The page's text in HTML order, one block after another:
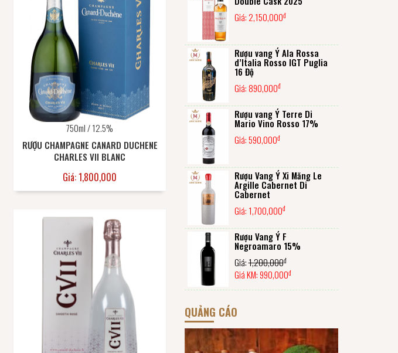
750ml / 12.5%
RƯỢU CHAMPAGNE CANARD DUCHENE
CHARLES VII BLANC
Giá: 1,800,000
Giá: 2,150,000đ
Rượu vang Ý Ala Rossa
d’Italia Rosso IGT Puglia
16 Độ
Giá:890,000đ
Rượu vang Ý Terre Di
Mario Vino Rosso 17%
Giá:590,000đ
Rượu Vang Ý Xi Măng Le
Argille Cabernet Di
Cabernet
Giá: 1,700,000đ
Rượu Vang Ý F
Negroamaro 15%
Giá:1,200,000đ
Giá KM:990,000đ
QUẢNG CÁO